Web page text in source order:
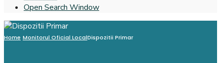
Open Search Window
Home Monitorul Oficial LocalDispozitii Primar